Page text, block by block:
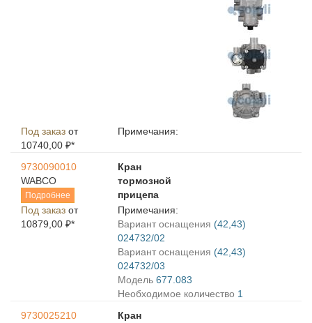
Под заказ от
10740,00 ₽*
Примечания:
9730090010
WABCO
Подробнее
Кран
тормозной
прицепа
Под заказ от
10879,00 ₽*
Примечания:
Вариант оснащения (42,43)
024732/02
Вариант оснащения (42,43)
024732/03
Модель 677.083
Необходимое количество 1
9730025210
Кран